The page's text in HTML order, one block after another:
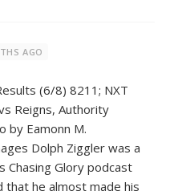
AGO
(6/8) 8211; NXT
Reigns, Authority
by Eamonn M.
Dolph Ziggler was a
Chasing Glory podcast
that he almost made his